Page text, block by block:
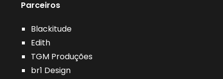
Parceiros
Blackitude
Edith
TGM Produções
br1 Design